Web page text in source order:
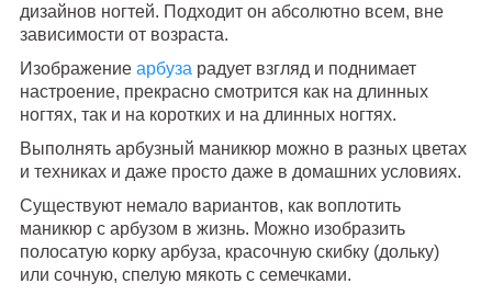
дизайнов ногтей. Подходит он абсолютно всем, вне
зависимости от возраста.
Изображение арбуза радует взгляд и поднимает
настроение, прекрасно смотрится как на длинных
ногтях, так и на коротких и на длинных ногтях.
Выполнять арбузный маникюр можно в разных цветах
и техниках и даже просто даже в домашних условиях.
Существуют немало вариантов, как воплотить
маникюр с арбузом в жизнь. Можно изобразить
полосатую корку арбуза, красочную скибку (дольку)
или сочную, спелую мякоть с семечками.